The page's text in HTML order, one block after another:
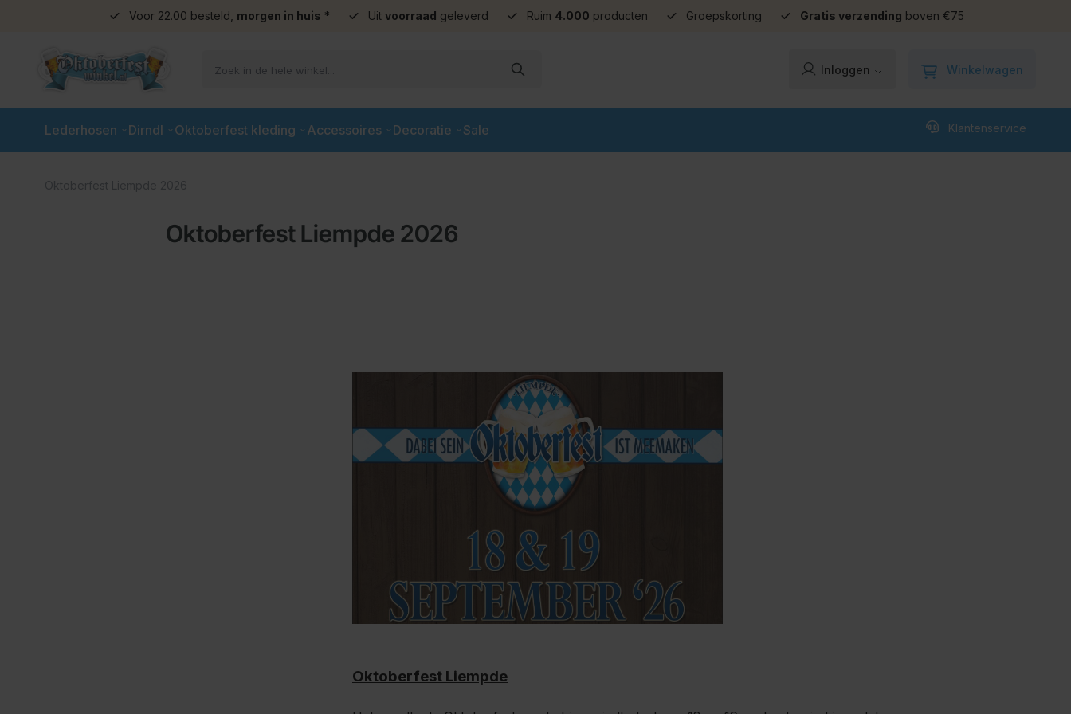
Voor 22.00 besteld, morgen in huis * Uit voorraad geleverd Ruim 4.000 producten Groepskorting Gratis verzending boven €75
Inloggen Winkelwagen
Lederhosen Dirndl Oktoberfest kleding Accessoires Decoratie Sale Klantenservice
Oktoberfest Liempde 2026
Oktoberfest Liempde 2026
Oktoberfest Liempde